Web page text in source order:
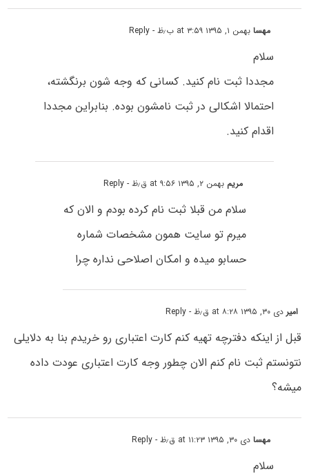
مهسابهمن ۱, ۱۳۹۵ at ۳:۵۹ ب٫ظ - Reply
سلام
مجددا ثبت نام کنید. کسانی که وجه شون برنگشته،
احتمالا اشکالی در ثبت نامشون بوده. بنابراین مجددا
اقدام کنید.
مریم بهمن ۲, ۱۳۹۵ at ۹:۵۶ ق٫ظ - Reply
سلام من قبلا ثبت نام کرده بودم و الان که
میرم تو سایت همون مشخصات شماره
حسابو میده و امکان اصلاحی نداره چرا
امیردی ۳۰, ۱۳۹۵ at ۸:۲۸ ق٫ظ - Reply
قبل از اینکه دفترچه تهیه کنم کارت اعتباری رو خریدم بنا به دلایلی
نتونستم ثبت نام کنم الان چطور وجه کارت اعتباری عودت داده
میشه؟
مهسادی ۳۰, ۱۳۹۵ at ۱۱:۲۳ ق٫ظ - Reply
سلام